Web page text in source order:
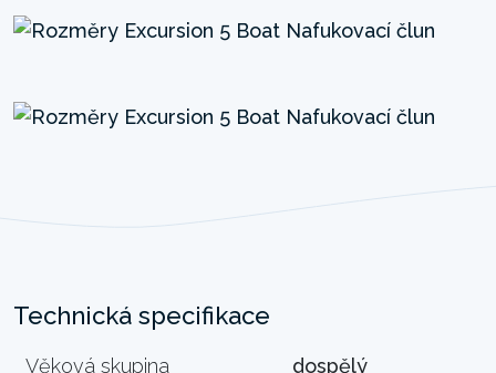
Technická specifikace
Věková skupina dospělý